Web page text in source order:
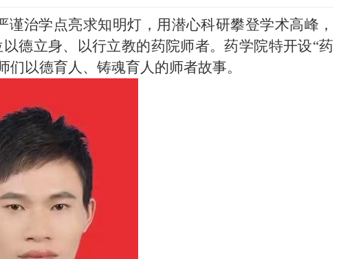
治学点亮求知明灯，用潜心科研攀登学术高峰，
德立身、以行立教的药院师者。药学院特开设“药
们以德育人、铸魂育人的师者故事。